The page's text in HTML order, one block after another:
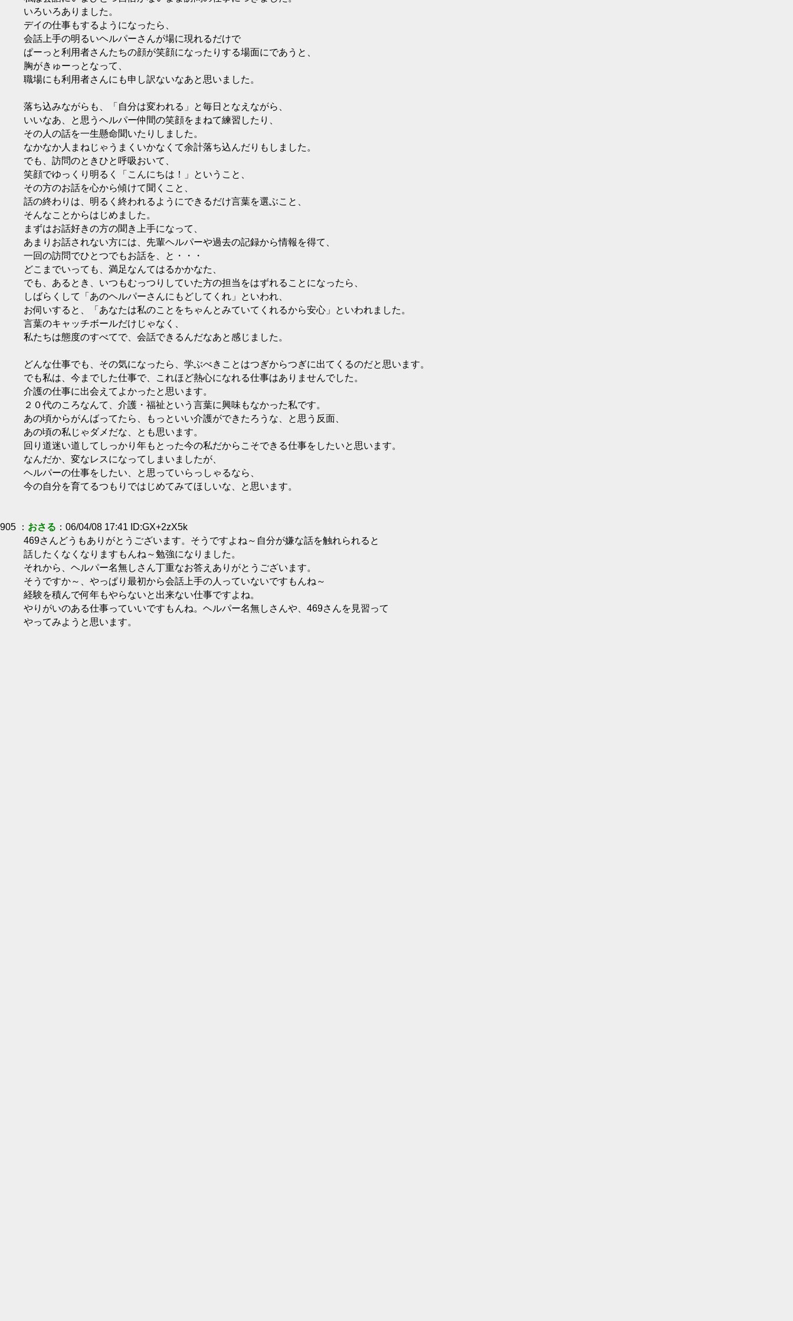
いろいろありました。
デイの仕事もするようになったら、
会話上手の明るいヘルパーさんが場に現れるだけで
ぱーっと利用者さんたちの顔が笑顔になったりする場面にであうと、
胸がきゅーっとなって、
職場にも利用者さんにも申し訳ないなあと思いました。
落ち込みながらも、「自分は変われる」と毎日となえながら、
いいなあ、と思うヘルパー仲間の笑顔をまねて練習したり、
その人の話を一生懸命聞いたりしました。
なかなか人まねじゃうまくいかなくて余計落ち込んだりもしました。
でも、訪問のときひと呼吸おいて、
笑顔でゆっくり明るく「こんにちは！」ということ、
その方のお話を心から傾けて聞くこと、
話の終わりは、明るく終われるようにできるだけ言葉を選ぶこと、
そんなことからはじめました。
まずはお話好きの方の聞き上手になって、
あまりお話されない方には、先輩ヘルパーや過去の記録から情報を得て、
一回の訪問でひとつでもお話を、と・・・
どこまでいっても、満足なんてはるかかなた、
でも、あるとき、いつもむっつりしていた方の担当をはずれることになったら、
しばらくして「あのヘルパーさんにもどしてくれ」といわれ、
お伺いすると、「あなたは私のことをちゃんとみていてくれるから安心」といわれました。
言葉のキャッチボールだけじゃなく、
私たちは態度のすべてで、会話できるんだなあと感じました。
どんな仕事でも、その気になったら、学ぶべきことはつぎからつぎに出てくるのだと思います。
でも私は、今までした仕事で、これほど熱心になれる仕事はありませんでした。
介護の仕事に出会えてよかったと思います。
２０代のころなんて、介護・福祉という言葉に興味もなかった私です。
あの頃からがんばってたら、もっといい介護ができたろうな、と思う反面、
あの頃の私じゃダメだな、とも思います。
回り道迷い道してしっかり年もとった今の私だからこそできる仕事をしたいと思います。
なんだか、変なレスになってしまいましたが、
ヘルパーの仕事をしたい、と思っていらっしゃるなら、
今の自分を育てるつもりではじめてみてほしいな、と思います。
905 ： おさる ：06/04/08 17:41 ID:GX+2zX5k
469さんどうもありがとうございます。そうですよね～自分が嫌な話を触れられると
話したくなくなりますもんね～勉強になりました。
それから、ヘルパー名無しさん丁重なお答えありがとうございます。
そうですか～、やっぱり最初から会話上手の人っていないですもんね～
経験を積んで何年もやらないと出来ない仕事ですよね。
やりがいのある仕事っていいですもんね。ヘルパー名無しさんや、469さんを見習って
やってみようと思います。